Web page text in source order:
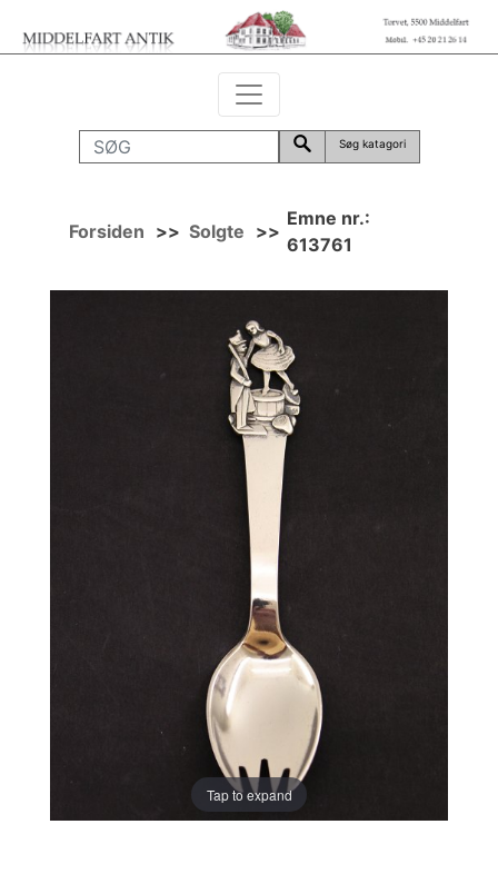
Søg katagori
Forsiden >> Solgte >>
Emne nr.:
613761
Tap to expand